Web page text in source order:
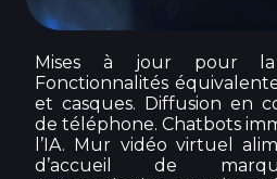
Mises à jour pour
Fonctionnalités
et casques. Diffusion en
de téléphone. Chatbots
l’IA. Mur vidéo virtuel
d’accueil de